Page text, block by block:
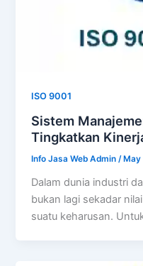
ISO 9001
Sistem
Tingkatkan
Info Jasa Web Admin/ May
Dalam dunia industri
bukan lagi sekadar
suatu keharusan.